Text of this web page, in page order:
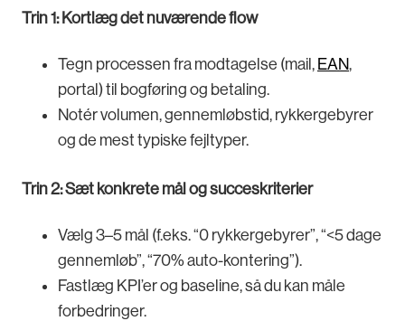
Trin 1: Kortlæg det nuværende flow
Tegn processen fra modtagelse (mail, EAN,
portal) til bogføring og betaling.
Notér volumen, gennemløbstid, rykkergebyrer
og de mest typiske fejltyper.
Trin 2: Sæt konkrete mål og succeskriterier
Vælg 3–5 mål (f.eks. “0 rykkergebyrer”, “<5 dage
gennemløb”, “70% auto-kontering”).
Fastlæg KPI’er og baseline, så du kan måle
forbedringer.